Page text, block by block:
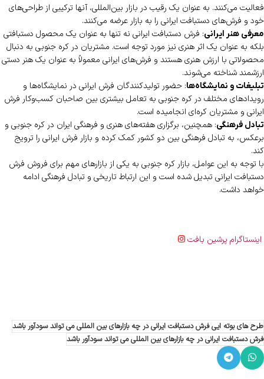
فعالیت می‌کنند. به عنوان یک رقیب در بازار بین‌المللی، آنها ترکیبی از طراحی‌های
خود و فرش‌های دستبافت ایرانی را به بازار عرضه می‌کنند.
معرفی هنر ایرانی: فرش دستبافت ایرانی نه تنها به عنوان یک محصول دستبافتی
بلکه به عنوان یک اثر هنری نیز مورد توجه است. مشتریان در کره جنوبی به دنبال
محصولاتی با ارزش هنری هستند و فرش‌های ایرانی معمولاً به عنوان یک هنر دستی
ارزشمند شناخته می‌شوند.
تبلیغات و نمایشگاه‌ها: حضور تولیدکنندگان فرش ایرانی در نمایشگاه‌ها و
رویدادهای مختلف در کره جنوبی به تعامل بیشتری بین صاحبان کسب‌وکار فرش
ایرانی و مشتریان کره‌ای انجامیده است.
تبادل فرهنگی: همچنین، برگزاری هفته‌های هنری و فرهنگی ایران در کره جنوبی و
برعکس، به تبادل فرهنگی بین دو کشور کمک کرده و بازار فرش ایرانی را ترویج
کند.
با توجه به این عوامل، بازار کره جنوبی به یکی از بازارهای مهم برای فروش فرش
دستبافت ایرانی تبدیل شده است و این ارتباط تاریخی و تبادل فرهنگی ادامه
خواهد داشت.
اینستاگرام پرشین بافت
طرح های بوته ایی فرش دستبافت ایرانی در چه بازارهای بین المللی می تواند سودآور باشد
فرش دستبافت ایرانی در چه بازارهای بین المللی می تواند سودآور باشد